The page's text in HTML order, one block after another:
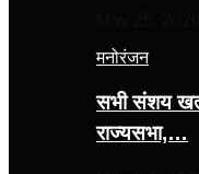
मनोरंजन
सभी संशय
राज्यसभा,…